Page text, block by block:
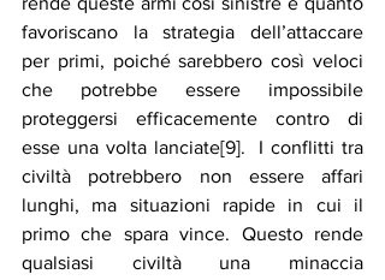
favoriscano la strategia dell’attaccare
per primi, poiché sarebbero così veloci
che potrebbe essere impossibile
proteggersi efficacemente contro di
esse una volta lanciate[9].  I conflitti tra
civiltà potrebbero non essere affari
lunghi, ma situazioni rapide in cui il
primo che spara vince. Questo rende
qualsiasi civiltà una minaccia